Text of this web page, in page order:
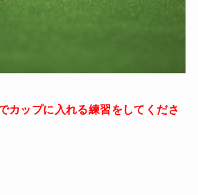
カップに入れる練習をしてくださ